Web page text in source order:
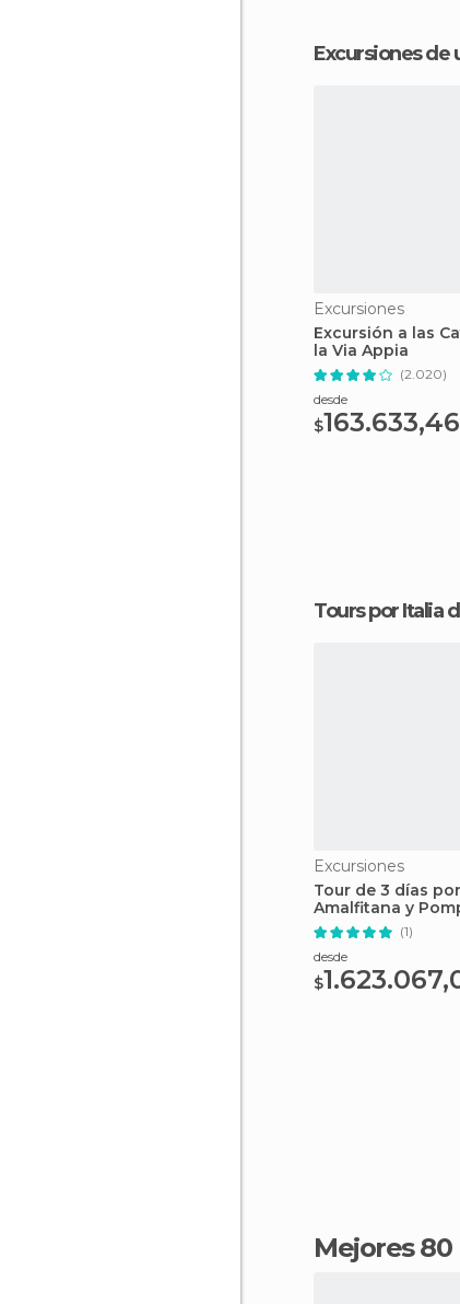
Excursiones
Excursiones
Excursión a las
la Via Appia
(2.020)
desde
$163.633,46
Tours por Italia
Excursiones
Tour de 3 días
Amalfitana y
(1)
desde
$
Mejores